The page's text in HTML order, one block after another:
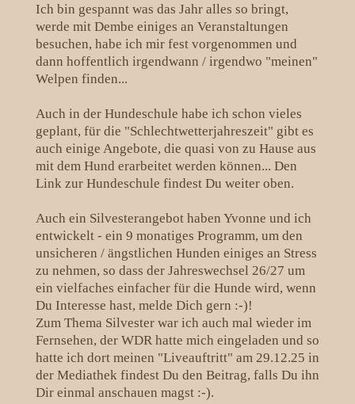
Ich bin gespannt was das Jahr alles so bringt,
werde mit Dembe einiges an Veranstaltungen
besuchen, habe ich mir fest vorgenommen und
dann hoffentlich irgendwann / irgendwo "meinen"
Welpen finden...
Auch in der Hundeschule habe ich schon vieles
geplant, für die "Schlechtwetterjahreszeit" gibt es
auch einige Angebote, die quasi von zu Hause aus
mit dem Hund erarbeitet werden können... Den
Link zur Hundeschule findest Du weiter oben.
Auch ein Silvesterangebot haben Yvonne und ich
entwickelt - ein 9 monatiges Programm, um den
unsicheren / ängstlichen Hunden einiges an Stress
zu nehmen, so dass der Jahreswechsel 26/27 um
ein vielfaches einfacher für die Hunde wird, wenn
Du Interesse hast, melde Dich gern :-)!
Zum Thema Silvester war ich auch mal wieder im
Fernsehen, der WDR hatte mich eingeladen und so
hatte ich dort meinen "Liveauftritt" am 29.12.25 in
der Mediathek findest Du den Beitrag, falls Du ihn
Dir einmal anschauen magst :-).